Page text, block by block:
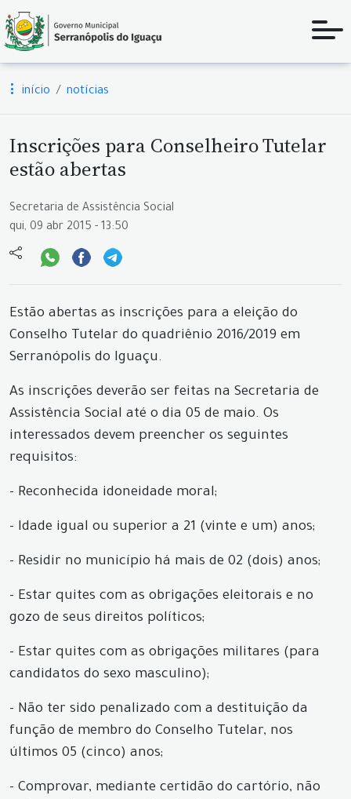
início notícias
Inscrições para Conselheiro Tutelar
estão abertas
Secretaria de Assistência Social
qui, 09 abr 2015 - 13:50
Estão abertas as inscrições para a eleição do
Conselho Tutelar do quadriênio 2016/2019 em
Serranópolis do Iguaçu.
As inscrições deverão ser feitas na Secretaria de
Assistência Social até o dia 05 de maio. Os
interessados devem preencher os seguintes
requisitos:
- Reconhecida idoneidade moral;
- Idade igual ou superior a 21 (vinte e um) anos;
- Residir no município há mais de 02 (dois) anos;
- Estar quites com as obrigações eleitorais e no
gozo de seus direitos políticos;
- Estar quites com as obrigações militares (para
candidatos do sexo masculino);
- Não ter sido penalizado com a destituição da
função de membro do Conselho Tutelar, nos
últimos 05 (cinco) anos;
- Comprovar, mediante certidão do cartório, não